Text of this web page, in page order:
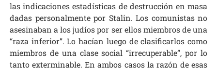
las indicaciones estadísticas de destrucción en masa
dadas personalmente por Stalin. Los comunistas no
asesinaban a los judíos por ser ellos miembros de una
“raza inferior”. Lo hacían luego de clasificarlos como
miembros de una clase social “irrecuperable”, por lo
tanto exterminable. En ambos casos la razón de esas